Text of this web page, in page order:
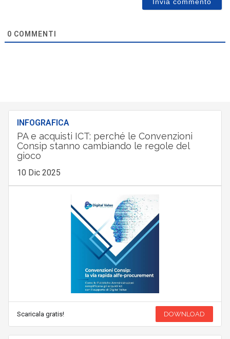
0 COMMENTI
INFOGRAFICA
PA e acquisti ICT: perché le Convenzioni
Consip stanno cambiando le regole del
gioco
10 Dic 2025
Scaricala gratis! DOWNLOAD